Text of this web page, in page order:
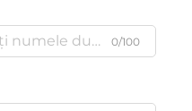
0/100